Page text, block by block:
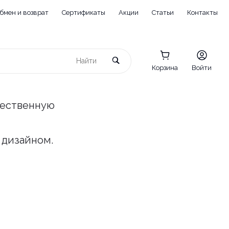
и возврат Сертификаты Акции Статьи Контакты
Корзина Войти